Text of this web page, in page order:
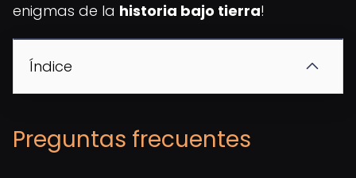
enigmas de la historia bajo tierra!
Índice
Preguntas frecuentes